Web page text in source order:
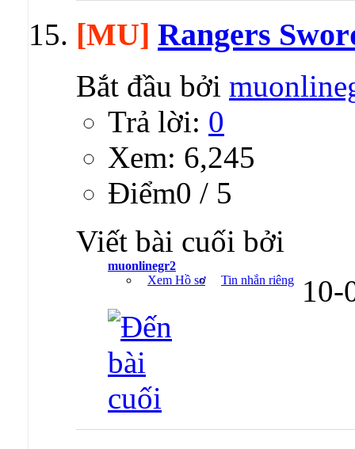
[MU] Rangers
Bắt đầu bởi
Trả lời: 0
Xem: 6,245
Ðiểm0 / 5
Viết bài cuối bởi
muonlinegr2
Xem Hồ sơ
Tin nhắn riêng